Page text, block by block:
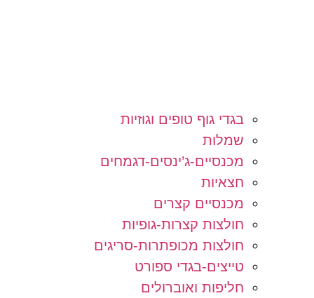
בגדי גוף טופים וגוזיות
שמלות
מכנסיים-ג’ינסים-דגמחים
חצאיות
מכנסיים קצרים
חולצות קצרות-גופיות
חולצות מכופתרות-סריגים
טייצים-בגדי ספורט
חליפות ואוברולים